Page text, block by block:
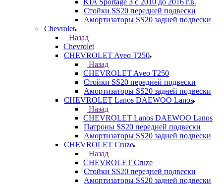
KIA Sportage 3 с 2010 до 2016 г.в.
Стойки SS20 передней подвески
Амортизаторы SS20 задней подвески
Chevrolet
Назад
Chevrolet
CHEVROLET Aveo T250
Назад
CHEVROLET Aveo T250
Стойки SS20 передней подвески
Амортизаторы SS20 задней подвески
CHEVROLET Lanos DAEWOO Lanos
Назад
CHEVROLET Lanos DAEWOO Lanos
Патроны SS20 передней подвески
Амортизаторы SS20 задней подвески
CHEVROLET Cruze
Назад
CHEVROLET Cruze
Стойки SS20 передней подвески
Амортизаторы SS20 задней подвески